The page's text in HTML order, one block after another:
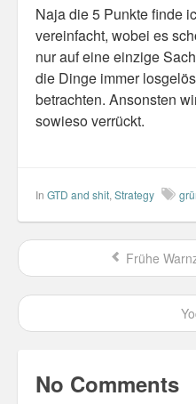
Vorsprung durch Technik
Wild Stuff
Psychos
Personal
Travel
Gin & Tonic Ranking
Sideblog
Naja die 5 Punkte finde
vereinfacht, wobei es
nur auf eine einzige
die Dinge immer
betrachten. Ansonsten
sowieso verrückt.
In GTD and shit, Strategy
Frühe
No Comments